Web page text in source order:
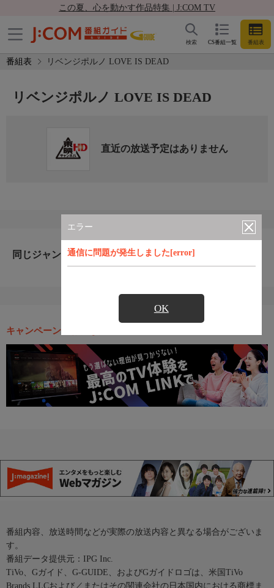
この夏、心を動かす作品特集 | J:COM TV
CS番組一覧 番組表
検索
番組表 リベンジポルノ LOVE IS DEAD
エラー
通信に問題が発生しました[error]
OK
リベンジポルノ LOVE IS DEAD
直近の放送予定はありません
同じジャンルのおすすめ番組
キャンペーン・お得な情報
番組内容、放送時間などが実際の放送内容と異なる場合がございま
す。
番組データ提供元：IPG Inc.
TiVo、Gガイド、G-GUIDE、およびGガイドロゴは、米国TiVo
Brands LLCおよび／またはその関連会社の日本国内における商標ま